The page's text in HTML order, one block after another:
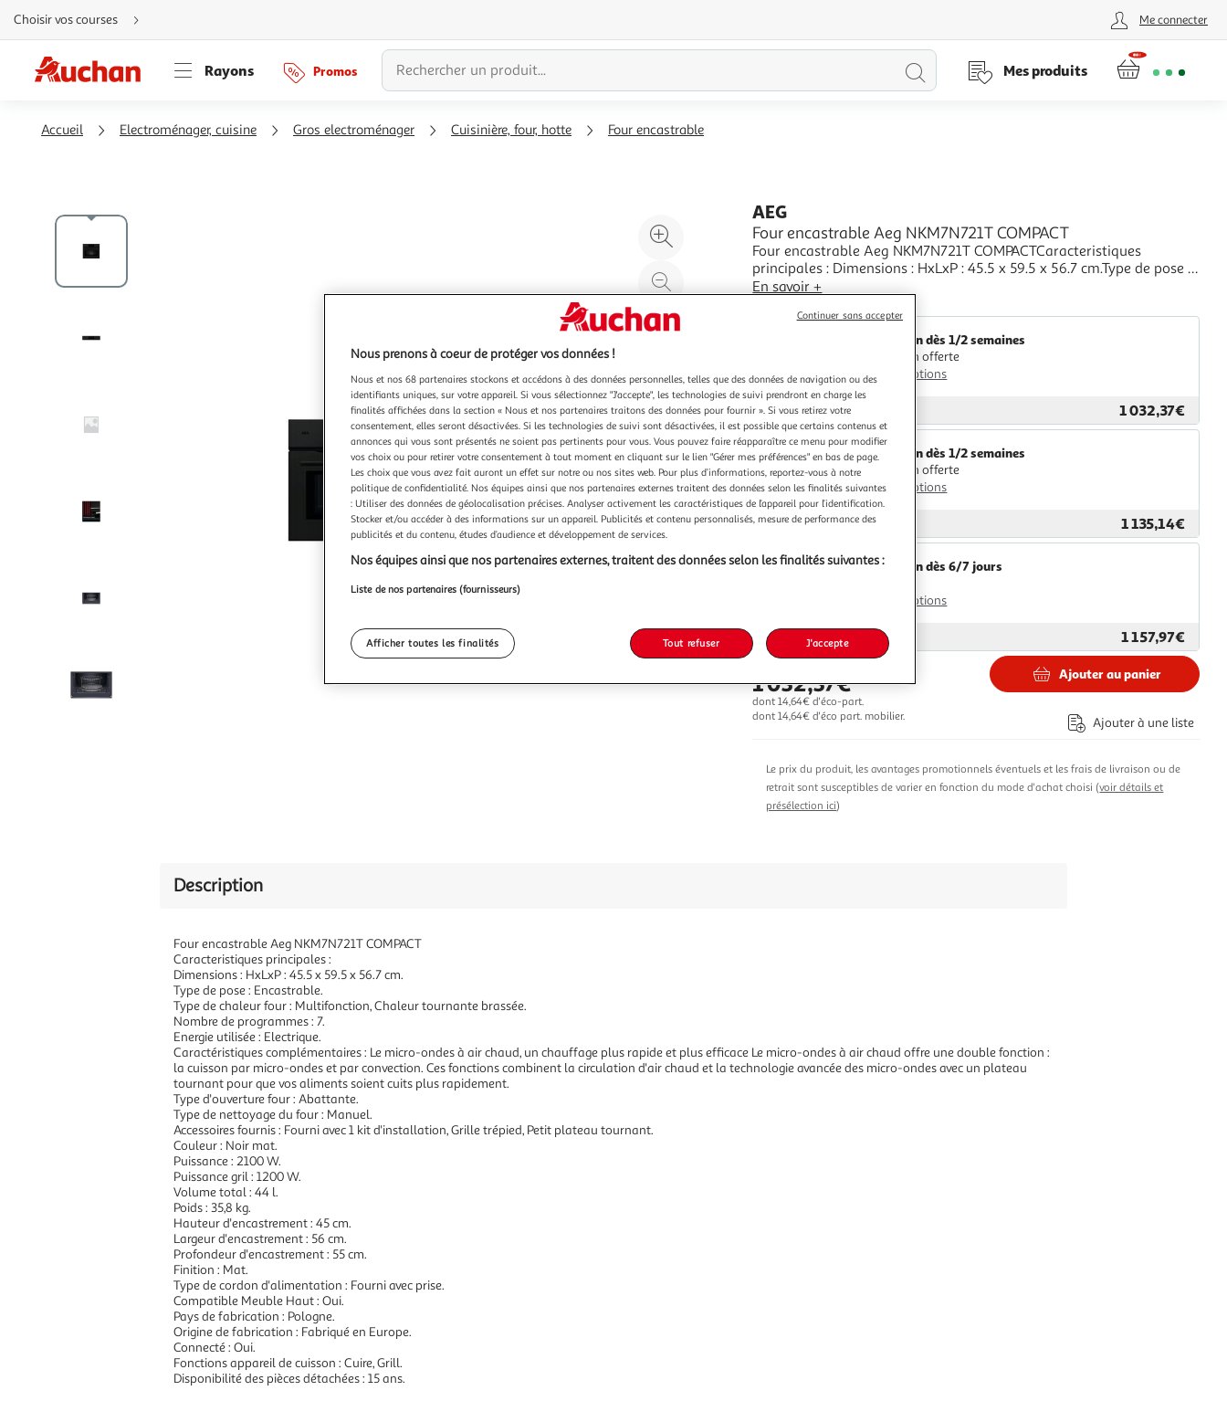
Aller
directement
au
Aller
directement
à
Aller
directement
Choisir vos courses Me connecter
Rayons Promos
Lancer
Mes produits
Accueil Electroménager, cuisine Gros electroménager Cuisinière, four, hotte Four encastrable
Agrandir
l'illustration
200%
l'illustration
à
%
Partager
produit
AEG
Four encastrable Aeg NKM7N721T COMPACT
Four encastrable Aeg NKM7N721T COMPACTCaracteristiques
principales : Dimensions : HxLxP : 45.5 x 59.5 x 56.7 cm.Type de pose :
Encastrable.Type de chaleur four : Multifonction, Chaleur tournante
Electrique.Caractéristiques complémentaires : Le micr
En savoir +
Livraison dès 1/2 semaines
Livraison offerte
Plus d'options
Vendu parGpasPlus 1 032,37€
Livraison dès 1/2 semaines
Livraison offerte
Plus d'options
Vendu parASD 1 135,14€
Livraison dès 6/7 jours
Plus d'options
Vendu par Multishop 1 157,97€
1 032,37€
dont 14,64€ d'éco-part.
dont 14,64€ d'éco part. mobilier.
Ajouter au panier
Ajouter à une liste
Le prix du produit, les avantages promotionnels éventuels et les frais de livraison ou de
retrait sont susceptibles de varier en fonction du mode d'achat choisi (voir détails et
présélection ici)
Description
Four encastrable Aeg NKM7N721T COMPACT
Caracteristiques principales :
Dimensions : HxLxP : 45.5 x 59.5 x 56.7 cm.
Type de pose : Encastrable.
Type de chaleur four : Multifonction, Chaleur tournante brassée.
Nombre de programmes : 7.
Energie utilisée : Electrique.
Caractéristiques complémentaires : Le micro-ondes à air chaud, un chauffage plus rapide et plus efficace Le micro-ondes à air chaud offre une double fonction :
la cuisson par micro-ondes et par convection. Ces fonctions combinent la circulation d'air chaud et la technologie avancée des micro-ondes avec un plateau
tournant pour que vos aliments soient cuits plus rapidement.
Type d'ouverture four : Abattante.
Type de nettoyage du four : Manuel.
Accessoires fournis : Fourni avec 1 kit d'installation, Grille trépied, Petit plateau tournant.
Couleur : Noir mat.
Puissance : 2100 W.
Puissance gril : 1200 W.
Volume total : 44 l.
Poids : 35,8 kg.
Hauteur d'encastrement : 45 cm.
Largeur d'encastrement : 56 cm.
Profondeur d'encastrement : 55 cm.
Finition : Mat.
Type de cordon d'alimentation : Fourni avec prise.
Compatible Meuble Haut : Oui.
Pays de fabrication : Pologne.
Origine de fabrication : Fabriqué en Europe.
Connecté : Oui.
Fonctions appareil de cuisson : Cuire, Grill.
Disponibilité des pièces détachées : 15 ans.
Nous prenons à coeur de protéger vos données !
Nous et nos 68 partenaires stockons et accédons à des données personnelles, telles que des données de navigation ou des
identifiants uniques, sur votre appareil. Si vous sélectionnez "J'accepte", les technologies de suivi prendront en charge les
finalités affichées dans la section « Nous et nos partenaires traitons des données pour fournir ». Si vous retirez votre
consentement, elles seront désactivées. Si les technologies de suivi sont désactivées, il est possible que certains contenus et
annonces qui vous sont présentés ne soient pas pertinents pour vous. Vous pouvez faire réapparaître ce menu pour modifier
vos choix ou pour retirer votre consentement à tout moment en cliquant sur le lien "Gérer mes préférences" en bas de page.
Les choix que vous avez fait auront un effet sur notre ou nos sites web. Pour plus d’informations, reportez-vous à notre
politique de confidentialité. Nos équipes ainsi que nos partenaires externes traitent des données selon les finalités suivantes
: Utiliser des données de géolocalisation précises. Analyser activement les caractéristiques de l’appareil pour l’identification.
Stocker et/ou accéder à des informations sur un appareil. Publicités et contenu personnalisés, mesure de performance des
publicités et du contenu, études d’audience et développement de services.
Nos équipes ainsi que nos partenaires externes, traitent des données selon les finalités suivantes :
Liste de nos partenaires (fournisseurs)
Afficher toutes les finalités Tout refuser J'accepte
Continuer sans accepter